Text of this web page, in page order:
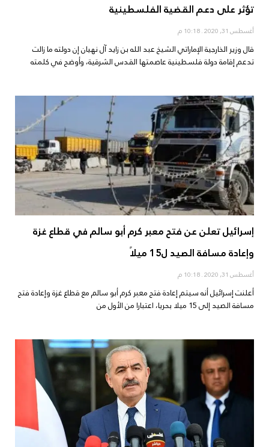
تؤثر على دعم القضية الفلسطينية
أغسطس 31, 2020
قال وزير الخارجية الإماراتي الشيخ عبد الله بن زايد آل نهيان إن دولته ما زالت
تدعم إقامة دولة فلسطينية عاصمتها القدس الشرقية، وأوضح في كلمته
إسرائيل تعلن عن فتح معبر كرم أبو سالم في قطاع غزة
وإعادة مسافة الصيد ل15 ميلاً
أغسطس 31, 2020
أعلنت إسرائيل أنه سيتم إعادة فتح معبر كرم أبو سالم مع قطاع غزة وإعادة فتح
مسافة الصيد إلى 15 ميلا بحريا، اعتبارا من الأول من